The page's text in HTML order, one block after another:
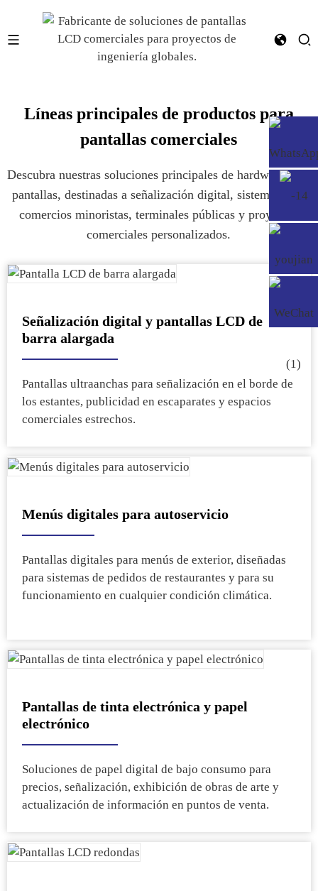
Líneas principales de productos para
pantallas comerciales
Descubra nuestras soluciones principales de hardware para
pantallas, destinadas a señalización digital, sistemas para
comercios minoristas, terminales públicas y proyectos
comerciales personalizados.
Señalización digital y pantallas LCD de
barra alargada
Pantallas ultraanchas para señalización en el borde de
los estantes, publicidad en escaparates y espacios
comerciales estrechos.
Menús digitales para autoservicio
Pantallas digitales para menús de exterior, diseñadas
para sistemas de pedidos de restaurantes y para su
funcionamiento en cualquier condición climática.
Pantallas de tinta electrónica y papel
electrónico
Soluciones de papel digital de bajo consumo para
precios, señalización, exhibición de obras de arte y
actualización de información en puntos de venta.